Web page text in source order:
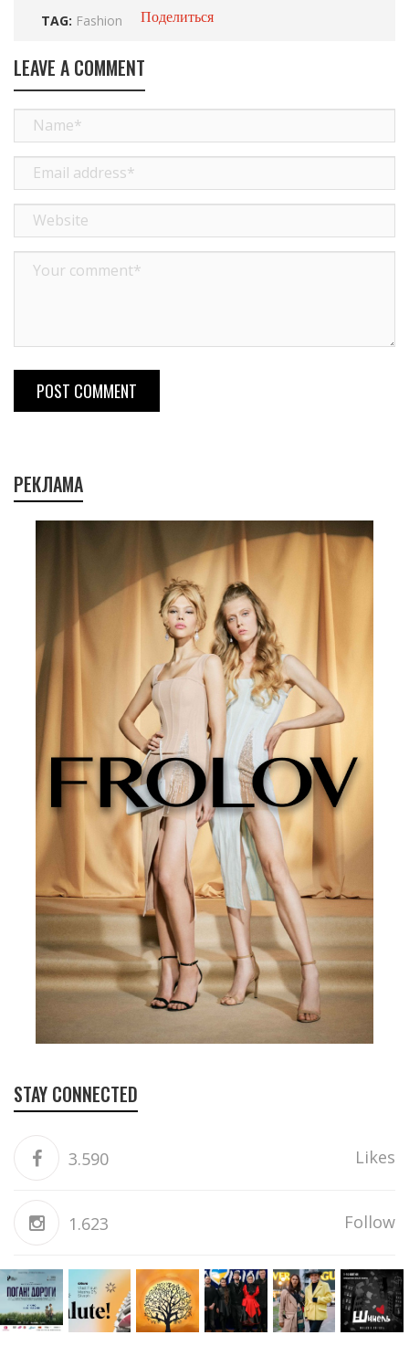
TAG: Fashion Поделиться
LEAVE A COMMENT
POST COMMENT
РЕКЛАМА
STAY CONNECTED
3.590 Likes
1.623 Follow